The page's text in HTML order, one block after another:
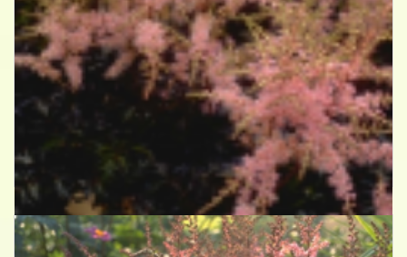
Astilbe 'Hennie Graafland'